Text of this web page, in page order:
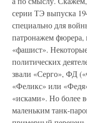
серии ТЭ выпуска
специально для
патронажем фюрера,
«фашист».
политических
звали «Серго», ФД
«Феликс» или
«исками». Но более
маленьким танк-